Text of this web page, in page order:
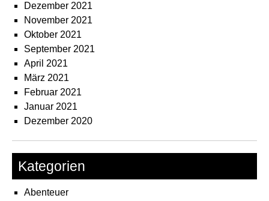
Dezember 2021
November 2021
Oktober 2021
September 2021
April 2021
März 2021
Februar 2021
Januar 2021
Dezember 2020
Kategorien
Abenteuer